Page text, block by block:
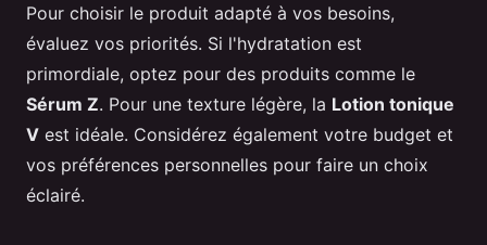
Pour choisir le produit adapté à vos besoins,
évaluez vos priorités. Si l'hydratation est
primordiale, optez pour des produits comme le
Sérum Z. Pour une texture légère, la Lotion tonique
V est idéale. Considérez également votre budget et
vos préférences personnelles pour faire un choix
éclairé.